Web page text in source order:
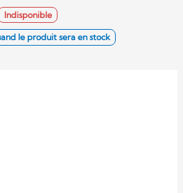
Indisponible
le produit sera en stock